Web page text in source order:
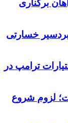
برکناری
بردسیر خسارتی
ترامپ در
لزوم شروع